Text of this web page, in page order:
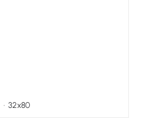
· 32x80